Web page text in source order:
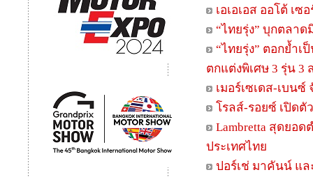
เอเอเอส ออโต้ เซ
“ไทยรุ่ง” บุกตลา
“ไทยรุ่ง” ตอกย้ำเ
ตกแต่งพิเศษ 3 รุ่น 3
เมอร์เซเดส-เบน
โรลส์-รอยซ์ เปิด
Lambretta สุดยอ
ประเทศไทย
ปอร์เช่ มาคันน์ แล